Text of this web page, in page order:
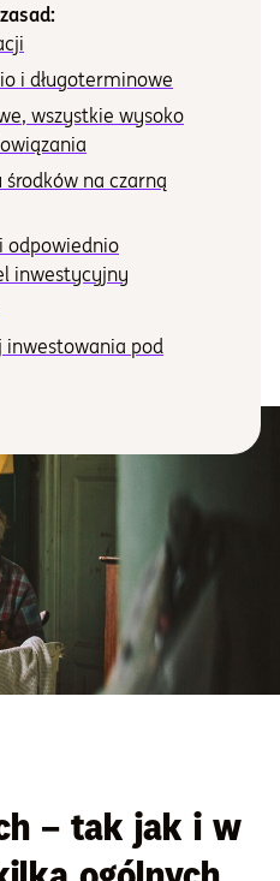
konto
i długoterminowe
wszystkie wysoko
środków na czarną
odpowiednio
inwestycyjny
inwestowania pod
– tak jak i w